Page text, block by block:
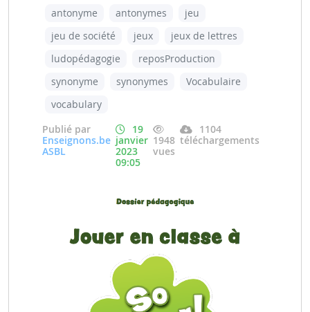
antonyme antonymes
jeu
jeu de société
jeux
jeux de lettres
ludopédagogie
reposProduction
synonyme
synonymes
Vocabulaire
vocabulary
Publié par
Enseignons.be
ASBL
19
janvier
2023
09:05
1948
vues
1104
téléchargements